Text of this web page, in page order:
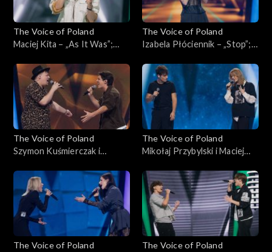
The Voice of Poland
Maciej Kita – „As It Was”;
Nokaut, 2 listopada 2024
The Voice of Poland
Izabela Płóciennik – „Stop”;
Nokaut, 2 listopada 2024
The Voice of Poland
Szymon Kuśmierczak i
„Nieśmiertelni”; „The Voice
of Poland”, Bitwy, 26
października 2024
The Voice of Poland
Mikołaj Przybylski i Maciej
więcej”; „The Voice of
Poland”, Bitwy, 26
października 2024
The Voice of Poland
The Voice of Poland